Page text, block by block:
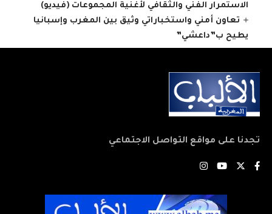
الاستمرار الفني والثقافي لأغنية المجموعات (فيديو)
تعاون أمني واستخباراتي وثيق بين المغرب وإسبانيا
يطيح ب”داعشي”
تجدنا على مواقع التواصل الاجتماعي